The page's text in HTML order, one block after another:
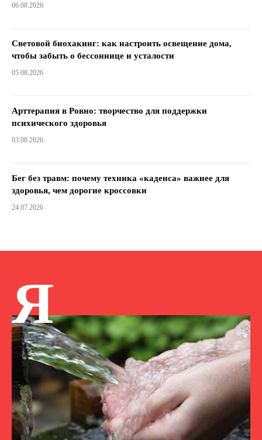
06.08.2026
Световой биохакинг: как настроить освещение дома,
чтобы забыть о бессоннице и усталости
05.08.2026
Арттерапия в Ровно: творчество для поддержки
психического здоровья
03.08.2026
Бег без травм: почему техника «каденса» важнее для
здоровья, чем дорогие кроссовки
24.07.2026
Я